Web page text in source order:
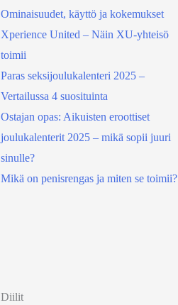
Ominaisuudet, käyttö ja kokemukset
Xperience United – Näin XU-yhteisö
toimii
Paras seksijoulukalenteri 2025 –
Vertailussa 4 suosituinta
Ostajan opas: Aikuisten eroottiset
joulukalenterit 2025 – mikä sopii juuri
sinulle?
Mikä on penisrengas ja miten se toimii?
Diilit